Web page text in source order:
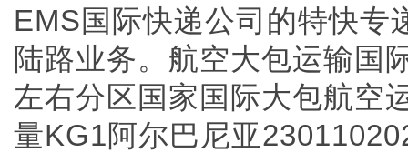
EMS国际快递公司的特快专
陆路业务。航空大包运输国
左右分区国家国际大包航空
量KG1阿尔巴尼亚